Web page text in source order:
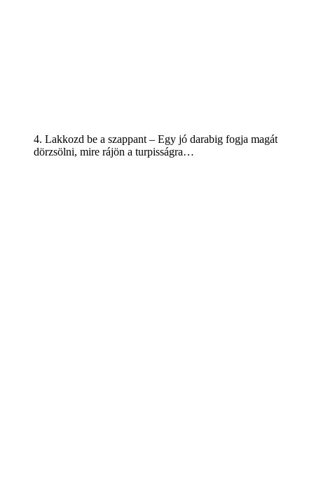
4. Lakkozd be a szappant – Egy jó darabig fogja magát
dörzsölni, mire rájön a turpisságra…